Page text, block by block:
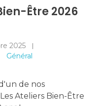
Être 2026
2025
Général
de nos
Ateliers Bien-Être